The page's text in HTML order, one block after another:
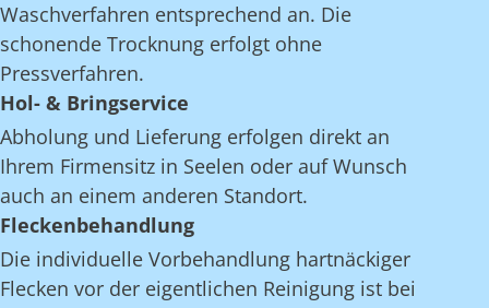
Waschverfahren entsprechend an. Die
schonende Trocknung erfolgt ohne
Pressverfahren.
Hol- & Bringservice
Abholung und Lieferung erfolgen direkt an
Ihrem Firmensitz in Seelen oder auf Wunsch
auch an einem anderen Standort.
Fleckenbehandlung
Die individuelle Vorbehandlung hartnäckiger
Flecken vor der eigentlichen Reinigung ist bei